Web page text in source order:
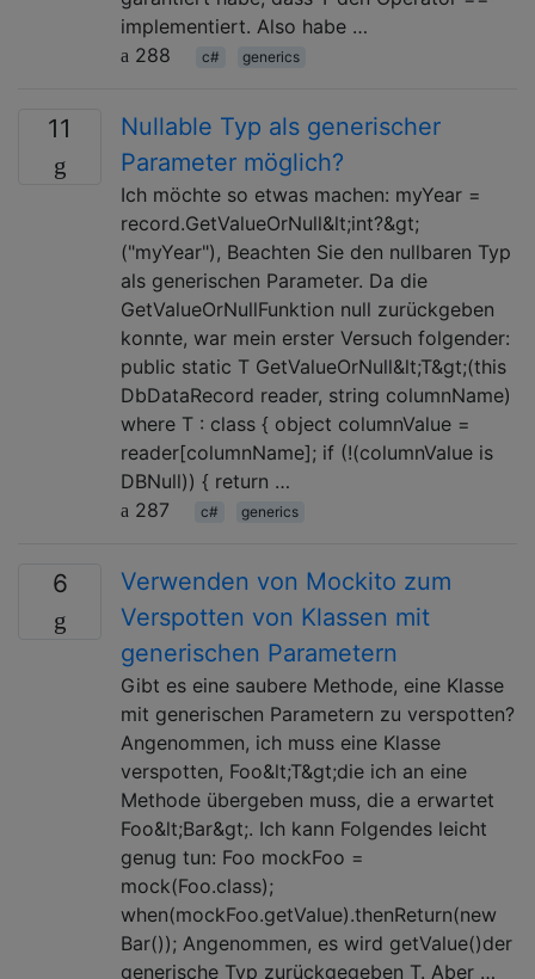
implementiert. Also habe …
288
c# generics
11
Nullable Typ als generischer
Parameter möglich?
Ich möchte so etwas machen: myYear =
record.GetValueOrNull&lt;int?&gt;
("myYear"), Beachten Sie den nullbaren Typ
als generischen Parameter. Da die
GetValueOrNullFunktion null zurückgeben
konnte, war mein erster Versuch folgender:
public static T GetValueOrNull&lt;T&gt;(this
DbDataRecord reader, string columnName)
where T : class { object columnValue =
reader[columnName]; if (!(columnValue is
DBNull)) { return …
287
c# generics
6
Verwenden von Mockito zum
Verspotten von Klassen mit
generischen Parametern
Gibt es eine saubere Methode, eine Klasse
mit generischen Parametern zu verspotten?
Angenommen, ich muss eine Klasse
verspotten, Foo&lt;T&gt;die ich an eine
Methode übergeben muss, die a erwartet
Foo&lt;Bar&gt;. Ich kann Folgendes leicht
genug tun: Foo mockFoo =
mock(Foo.class);
when(mockFoo.getValue).thenReturn(new
Bar()); Angenommen, es wird getValue()der
generische Typ zurückgegeben T. Aber …